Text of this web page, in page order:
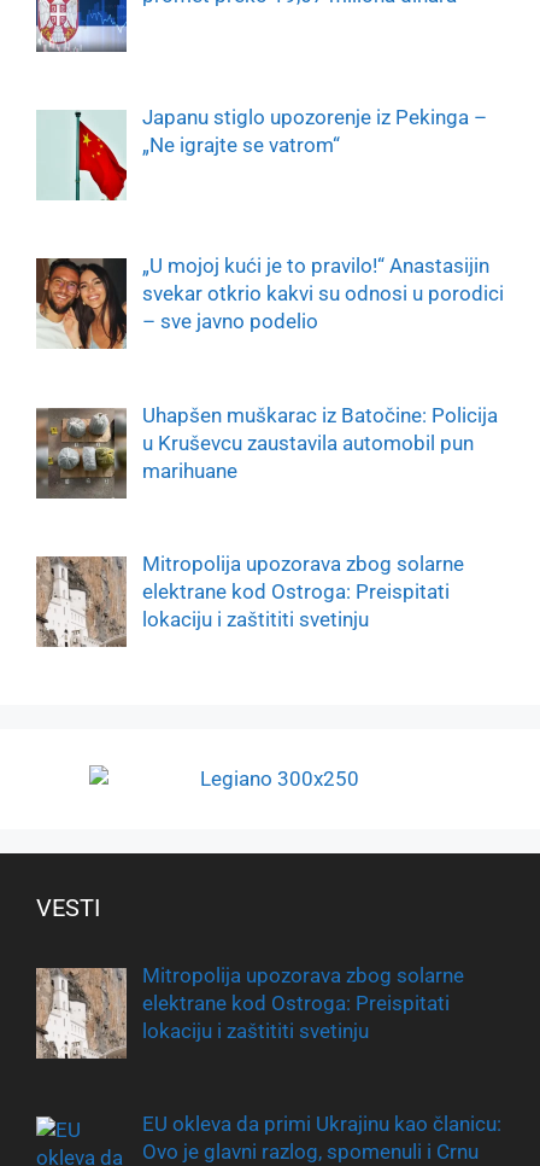
Japanu stiglo upozorenje iz Pekinga –
„Ne igrajte se vatrom“
„U mojoj kući je to pravilo!“ Anastasijin
svekar otkrio kakvi su odnosi u porodici
– sve javno podelio
Uhapšen muškarac iz Batočine: Policija
u Kruševcu zaustavila automobil pun
marihuane
Mitropolija upozorava zbog solarne
elektrane kod Ostroga: Preispitati
lokaciju i zaštititi svetinju
VESTI
Mitropolija upozorava zbog solarne
elektrane kod Ostroga: Preispitati
lokaciju i zaštititi svetinju
EU okleva da primi Ukrajinu kao članicu:
Ovo je glavni razlog, spomenuli i Crnu